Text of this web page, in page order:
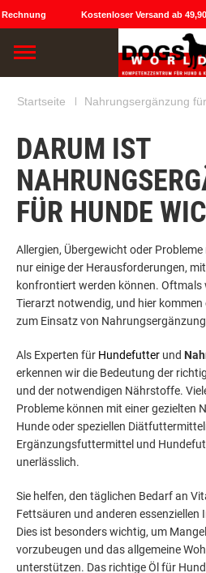
Kostenloser Versand ab
Startseite Nahrungsergänzung
DARUM IST
FÜR HUNDE
Allergien, Übergewicht oder
nur einige der Herausforderungen,
konfrontiert werden können. Oftmals
Tierarzt notwendig, und hier
zum Einsatz von
Als Experten für Hundefutter und
erkennen wir die Bedeutung der
und der notwendigen Nährstoffe.
Probleme können mit einer gezielten
Hunde oder speziellen
Ergänzungsfuttermittel und
unerlässlich.
Sie helfen, den täglichen Bedarf an
Fettsäuren und anderen
Dies ist besonders wichtig, um
vorzubeugen und das allgemeine
unterstützen. Das richtige Öl für